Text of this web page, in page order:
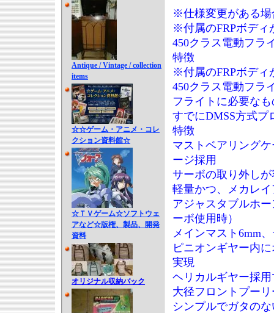
Antique / Vintage / collection
items
☆☆ゲーム・アニメ・コレ
クション資料館☆
☆ＴＶゲーム☆ソフトウェ
アなど☆版権、製品、開発
資料
オリジナル収納バック
※仕様変更がある場
※付属のFRPボディ
450クラス電動フラ
特徴
※付属のFRPボディ
450クラス電動フラ
フライトに必要な
すでにDMSS方式プ
特徴
マストベアリング
ージ採用
サーボの取り外し
軽量かつ、メカレ
アジャスタブルホ
ーボ使用時）
メインマスト6mm
ピニオンギヤー内
実現
ヘリカルギヤー採
大径フロントプー
シンプルでガタの